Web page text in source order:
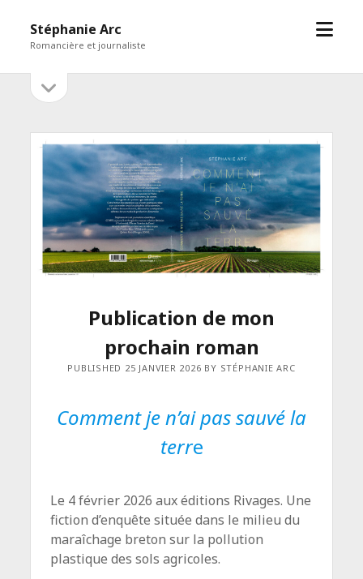
Stéphanie Arc
Romancière et journaliste
open
Sidebar
sidebar
Publication de mon
prochain roman
PUBLISHED 25 JANVIER 2026 BY STÉPHANIE ARC
Comment je n’ai pas sauvé la
terre
Le 4 février 2026 aux éditions Rivages. Une
fiction d’enquête située dans le milieu du
maraîchage breton sur la pollution
plastique des sols agricoles.